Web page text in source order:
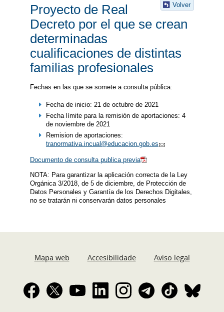
Volver
Proyecto de Real
Decreto por el que se crean
determinadas
cualificaciones de distintas
familias profesionales
Fechas en las que se somete a consulta pública:
Fecha de inicio: 21 de octubre de 2021
Fecha límite para la remisión de aportaciones: 4
de noviembre de 2021
Remision de aportaciones:
tranormativa.incual@educacion.gob.es
Documento de consulta publica previa
NOTA: Para garantizar la aplicación correcta de la Ley
Orgánica 3/2018, de 5 de diciembre, de Protección de
Datos Personales y Garantía de los Derechos Digitales,
no se tratarán ni conservarán datos personales
Mapa web Accesibilidade Aviso legal